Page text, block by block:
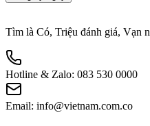
Tìm là Có, Triệu đánh giá, Vạn
Hotline & Zalo: 083 530 0000
Email: info@vietnam.com.co